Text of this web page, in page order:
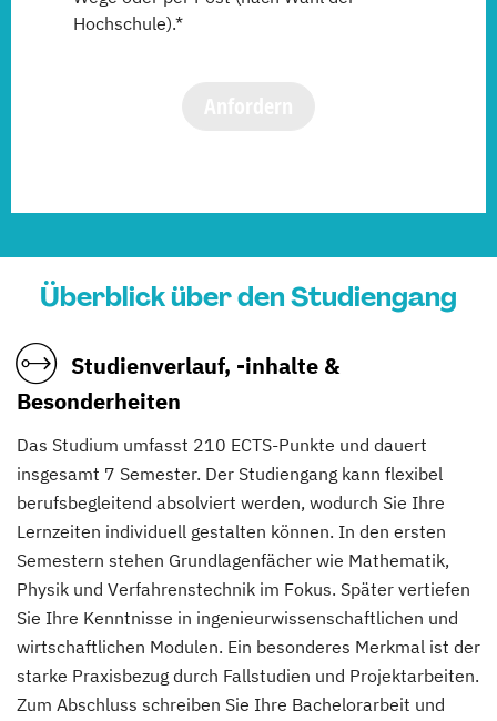
Hochschule).*
Überblick über den Studiengang
Studienverlauf, -inhalte &
Besonderheiten
Das Studium umfasst 210 ECTS-Punkte und dauert
insgesamt 7 Semester. Der Studiengang kann flexibel
berufsbegleitend absolviert werden, wodurch Sie Ihre
Lernzeiten individuell gestalten können. In den ersten
Semestern stehen Grundlagenfächer wie Mathematik,
Physik und Verfahrenstechnik im Fokus. Später vertiefen
Sie Ihre Kenntnisse in ingenieurwissenschaftlichen und
wirtschaftlichen Modulen. Ein besonderes Merkmal ist der
starke Praxisbezug durch Fallstudien und Projektarbeiten.
Zum Abschluss schreiben Sie Ihre Bachelorarbeit und